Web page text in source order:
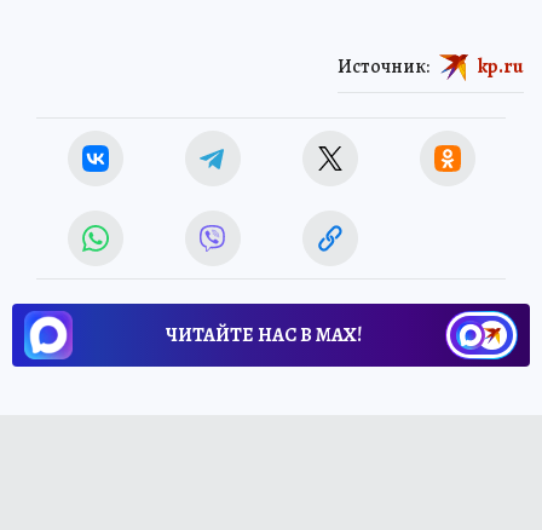
Источник: kp.ru
ЧИТАЙТЕ НАС В МАХ!